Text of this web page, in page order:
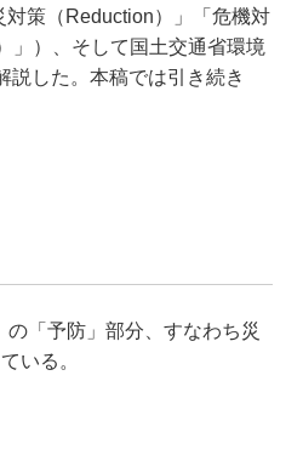
策（Reduction）」「危機対
」）、そして国土交通省環境
説した。本稿では引き続き
「予防」部分、すなわち災
いる。